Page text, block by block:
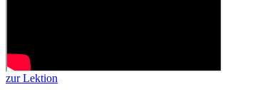
zur Lektion